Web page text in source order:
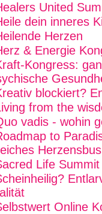
United
dein inneres
Herzen
& Energie
Kongress:
blockiert?
from the
vadis - wohin
to
Life Summit
Online